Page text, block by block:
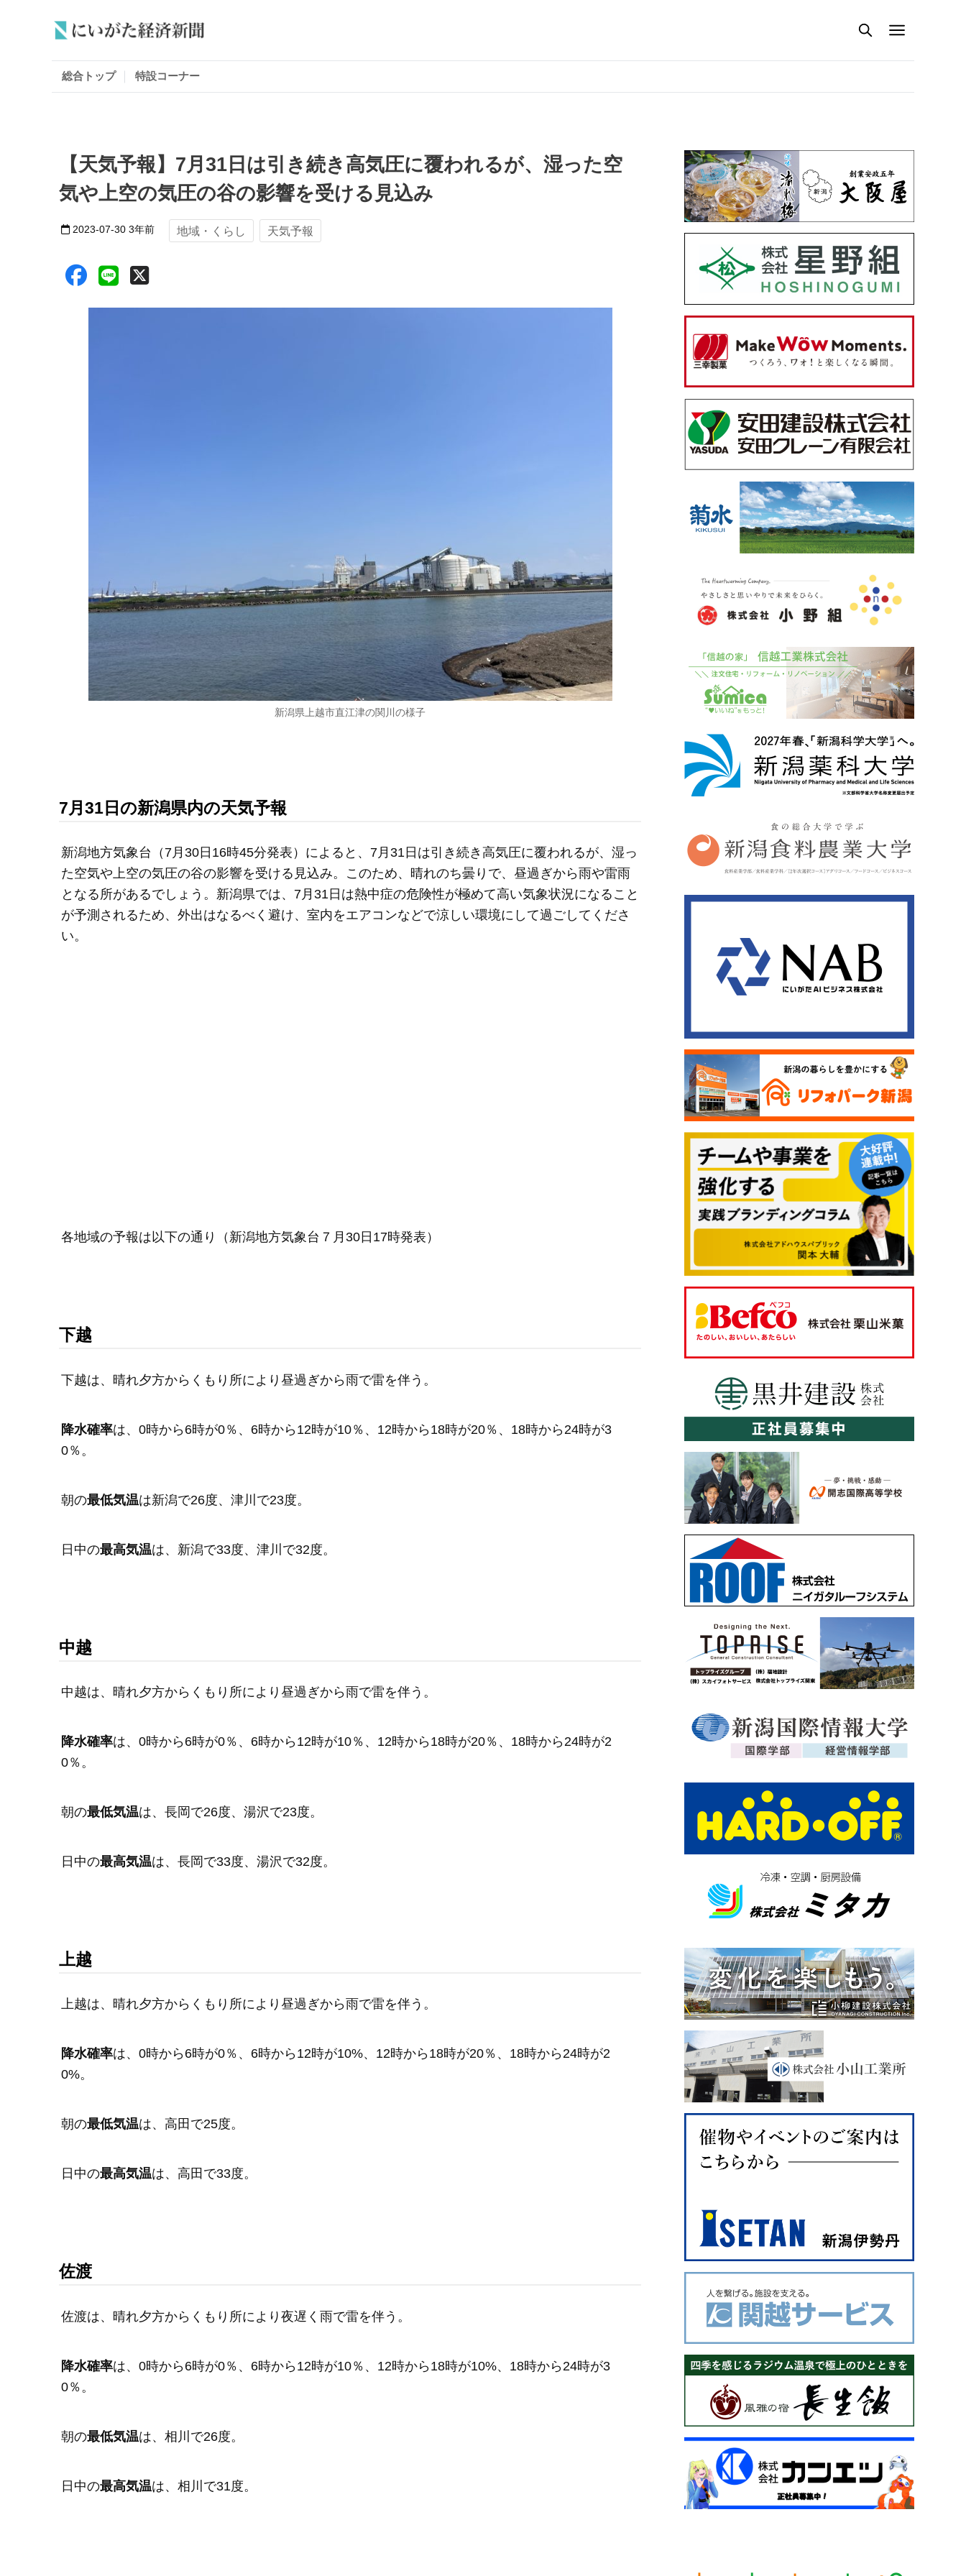
総合トップ 特設コーナー
【天気予報】7月31日は引き続き高気圧に覆われるが、湿った空
気や上空の気圧の谷の影響を受ける見込み
2023-07-30 3年前 地域・くらし 天気予報
新潟県上越市直江津の関川の様子
7月31日の新潟県内の天気予報
新潟地方気象台（7月30日16時45分発表）によると、7月31日は引き続き高気圧に覆われるが、湿っ
た空気や上空の気圧の谷の影響を受ける見込み。このため、晴れのち曇りで、昼過ぎから雨や雷雨
となる所があるでしょう。新潟県では、7月31日は熱中症の危険性が極めて高い気象状況になること
が予測されるため、外出はなるべく避け、室内をエアコンなどで涼しい環境にして過ごしてくださ
い。
各地域の予報は以下の通り（新潟地方気象台７月30日17時発表）
下越
下越は、晴れ夕方からくもり所により昼過ぎから雨で雷を伴う。
降水確率は、0時から6時が0％、6時から12時が10％、12時から18時が20％、18時から24時が3
0％。
朝の最低気温は新潟で26度、津川で23度。
日中の最高気温は、新潟で33度、津川で32度。
中越
中越は、晴れ夕方からくもり所により昼過ぎから雨で雷を伴う。
降水確率は、0時から6時が0％、6時から12時が10％、12時から18時が20％、18時から24時が2
0％。
朝の最低気温は、長岡で26度、湯沢で23度。
日中の最高気温は、長岡で33度、湯沢で32度。
上越
上越は、晴れ夕方からくもり所により昼過ぎから雨で雷を伴う。
降水確率は、0時から6時が0％、6時から12時が10%、12時から18時が20％、18時から24時が2
0%。
朝の最低気温は、高田で25度。
日中の最高気温は、高田で33度。
佐渡
佐渡は、晴れ夕方からくもり所により夜遅く雨で雷を伴う。
降水確率は、0時から6時が0％、6時から12時が10％、12時から18時が10%、18時から24時が3
0％。
朝の最低気温は、相川で26度。
日中の最高気温は、相川で31度。